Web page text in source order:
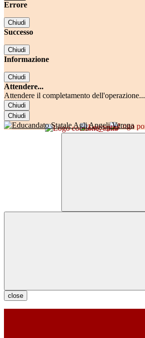
Errore
Chiudi
Successo
Chiudi
Informazione
Chiudi
Attendere...
Attendere il completamento dell'operazione...
Chiudi
Chiudi
close